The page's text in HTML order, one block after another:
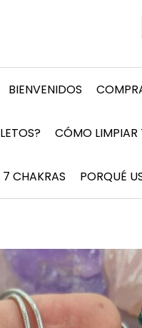
BIENVENIDOS
CÓMO LIMPIAR
CHAKRAS PORQUÉ